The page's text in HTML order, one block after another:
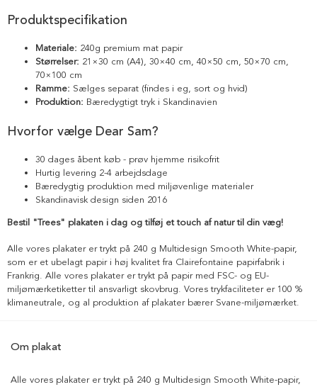
Produktspecifikation
Materiale: 240g premium mat papir
Størrelser: 21×30 cm (A4), 30×40 cm, 40×50 cm, 50×70 cm,
70×100 cm
Ramme: Sælges separat (findes i eg, sort og hvid)
Produktion: Bæredygtigt tryk i Skandinavien
Hvorfor vælge Dear Sam?
30 dages åbent køb - prøv hjemme risikofrit
Hurtig levering 2-4 arbejdsdage
Bæredygtig produktion med miljøvenlige materialer
Skandinavisk design siden 2016
Bestil "Trees" plakaten i dag og tilføj et touch af natur til din væg!
Alle vores plakater er trykt på 240 g Multidesign Smooth White-papir,
som er et ubelagt papir i høj kvalitet fra Clairefontaine papirfabrik i
Frankrig. Alle vores plakater er trykt på papir med FSC- og EU-
miljømærketiketter til ansvarligt skovbrug. Vores trykfaciliteter er 100 %
klimaneutrale, og al produktion af plakater bærer Svane-miljømærket.
Om plakat
Alle vores plakater er trykt på 240 g Multidesign Smooth White-papir,